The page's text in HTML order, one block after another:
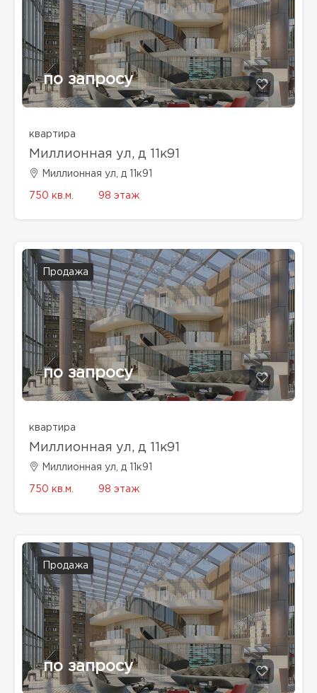
по запросу
квартира
Миллионная ул, д 11к91
Миллионная ул, д 11к91
750 кв.м. 98 этаж
Продажа
по запросу
квартира
Миллионная ул, д 11к91
Миллионная ул, д 11к91
750 кв.м. 98 этаж
Продажа
по запросу